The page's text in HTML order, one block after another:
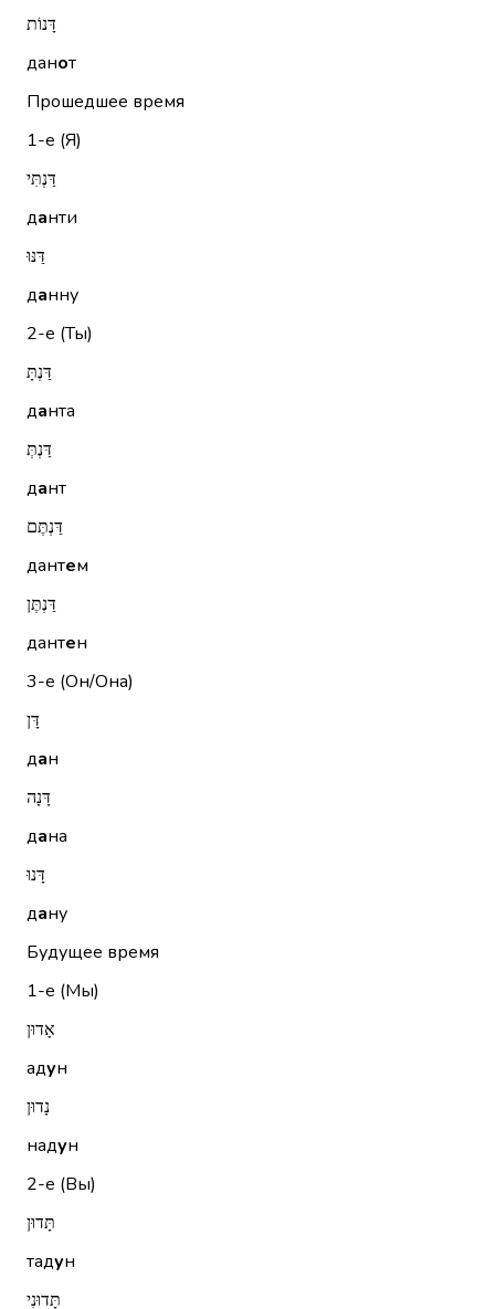
דָּנוֹת
данот
Прошедшее время
1-е (Я)
דַּנְתִּי
данти
דַּנּוּ
данну
2-е (Ты)
דַּנְתָּ
данта
דַּנְתְּ
дант
דַּנְתֶּם
дантем
דַּנְתֶּן
дантен
3-е (Он/Она)
דָּן
дан
דָּנָה
дана
דָּנוּ
дану
Будущее время
1-е (Мы)
אָדוּן
адун
נָדוּן
надун
2-е (Вы)
תָּדוּן
тадун
תָּדוּנִי